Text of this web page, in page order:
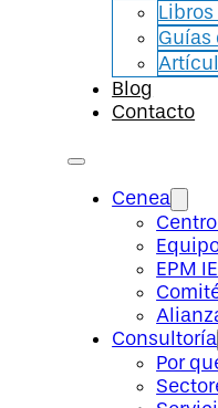
Guías
Blog
Contacto
Cenea
EPM
Consultoría
Por